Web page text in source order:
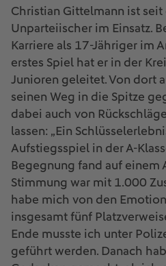
Christian Gittelmann ist seit
Unparteiischer im Einsatz.
Karriere als 17-Jähriger im
erstes Spiel hat er in der
Junioren geleitet. Von dort
seinen Weg in die Spitze
dabei auch von
lassen: „Ein
Aufstiegsspiel in der A-
Begegnung fand auf einem
Stimmung war mit 1.000
habe mich von den
insgesamt fünf
Ende musste ich unter
geführt werden. Danach